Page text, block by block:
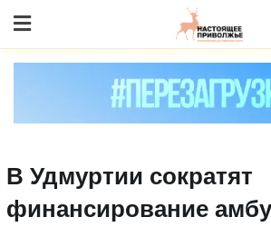
to content
В Удмуртии сократят
финансирование